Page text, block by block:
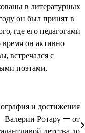
в литературных
он был принят в
где его педагогами
он активно
встречался с
поэтами.
и достижения
Валерии Ротару — от